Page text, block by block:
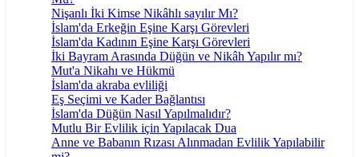
Nişanlı İki Kimse Nikâhlı sayılır Mı?
İslam'da Erkeğin Eşine Karşı Görevleri
İslam'da Kadının Eşine Karşı Görevleri
İki Bayram Arasında Düğün ve Nikâh Yapılır mı?
Mut'a Nikahı ve Hükmü
İslam'da akraba evliliği
Eş Seçimi ve Kader Bağlantısı
İslam'da Düğün Nasıl Yapılmalıdır?
Mutlu Bir Evlilik için Yapılacak Dua
Anne ve Babanın Rızası Alınmadan Evlilik Yapılabilir